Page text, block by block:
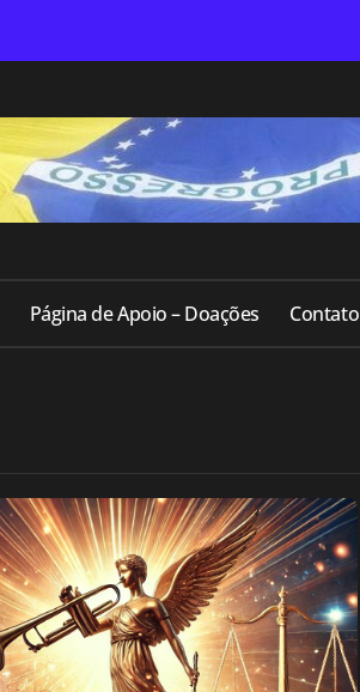
Página de Apoio – Doações Contato